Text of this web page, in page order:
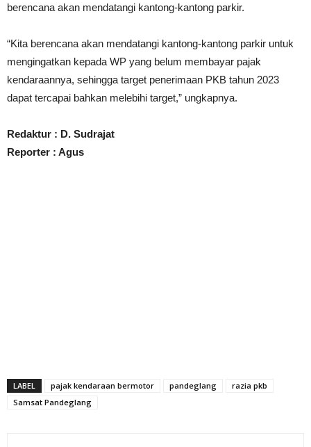
berencana akan mendatangi kantong-kantong parkir.
“Kita berencana akan mendatangi kantong-kantong parkir untuk
mengingatkan kepada WP yang belum membayar pajak
kendaraannya, sehingga target penerimaan PKB tahun 2023
dapat tercapai bahkan melebihi target,” ungkapnya.
Redaktur : D. Sudrajat
Reporter : Agus
LABEL pajak kendaraan bermotor pandeglang
razia pkb
Samsat Pandeglang